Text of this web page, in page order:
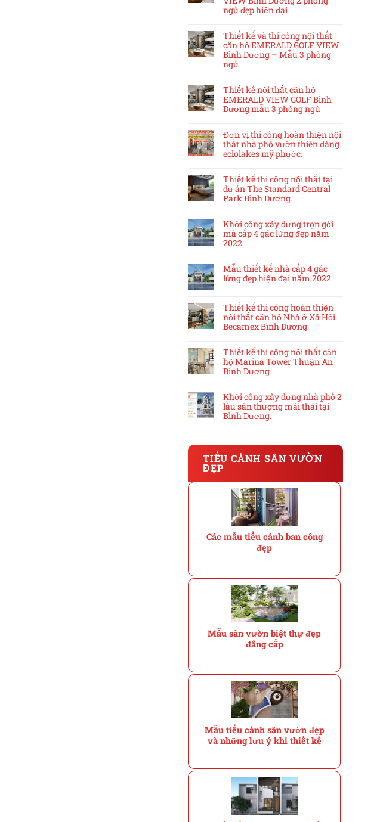
ngủ đẹp hiện đại
Thiết kế và thi công nội thất
căn hộ EMERALD GOLF VIEW
Bình Dương – Mẫu 3 phòng
ngủ
Thiết kế nội thất căn hộ
EMERALD VIEW GOLF Bình
Dương mẫu 3 phòng ngủ
Đơn vị thi công hoàn thiện nội
thất nhà phố vườn thiên đàng
eclolakes mỹ phước.
Thiết kế thi công nội thất tại
dự án The Standard Central
Park Bình Dương.
Khởi công xây dựng trọn gói
mà cấp 4 gác lửng đẹp năm
2022
Mẫu thiết kế nhà cấp 4 gác
lửng đẹp hiện đại năm 2022
Thiết kế thi công hoàn thiện
nội thất căn hộ Nhà ở Xã Hội
Becamex Bình Dương
Thiết kế thi công nội thất căn
hộ Marina Tower Thuận An
Bình Dương
Khởi công xây dựng nhà phố 2
lầu sân thượng mái thái tại
Bình Dương.
TIỂU CẢNH SÂN VƯỜN
ĐẸP
Các mẫu tiểu cảnh ban công
đẹp
Mẫu sân vườn biệt thự đẹp
đẳng cấp
Mẫu tiểu cảnh sân vườn đẹp
và những lưu ý khi thiết kế